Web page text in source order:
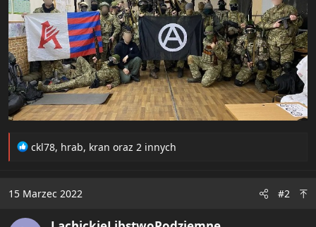
R
t
ckl78, hrab, kran oraz 2 innych
15 Marzec 2022 #2